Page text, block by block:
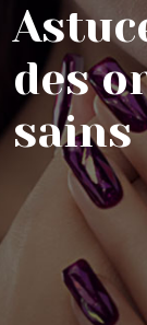
des
sains